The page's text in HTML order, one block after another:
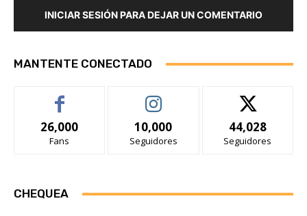
INICIAR SESIÓN PARA DEJAR UN COMENTARIO
MANTENTE CONECTADO
26,000
Fans
10,000
Seguidores
44,028
Seguidores
CHEQUEA